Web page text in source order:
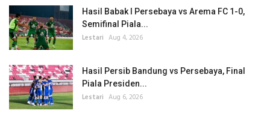
Hasil Babak I Persebaya vs Arema FC 1-0,
Semifinal Piala...
Lestari Aug 4, 2026
Hasil Persib Bandung vs Persebaya, Final
Piala Presiden...
Lestari Aug 6, 2026